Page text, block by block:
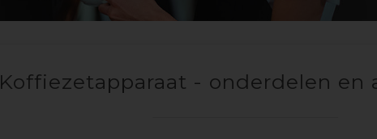
Koffiezetapparaat - onderdelen en